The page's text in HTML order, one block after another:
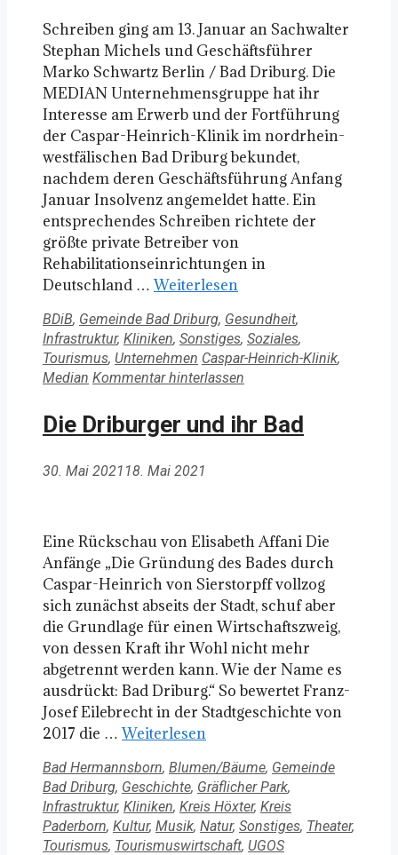
Schreiben ging am 13. Januar an Sachwalter
Stephan Michels und Geschäftsführer
Marko Schwartz Berlin / Bad Driburg. Die
MEDIAN Unternehmensgruppe hat ihr
Interesse am Erwerb und der Fortführung
der Caspar-Heinrich-Klinik im nordrhein-
westfälischen Bad Driburg bekundet,
nachdem deren Geschäftsführung Anfang
Januar Insolvenz angemeldet hatte. Ein
entsprechendes Schreiben richtete der
größte private Betreiber von
Rehabilitationseinrichtungen in
Deutschland …Weiterlesen
Kategorien
BDiB, Gemeinde Bad Driburg, Gesundheit,
Infrastruktur, Kliniken, Sonstiges, Soziales,
Tourismus, Unternehmen Schlagwörter
Caspar-Heinrich-Klinik,
Median Kommentar hinterlassen
Die Driburger und ihr Bad
30. Mai 2021 18. Mai 2021
Eine Rückschau von Elisabeth Affani Die
Anfänge „Die Gründung des Bades durch
Caspar-Heinrich von Sierstorpff vollzog
sich zunächst abseits der Stadt, schuf aber
die Grundlage für einen Wirtschaftszweig,
von dessen Kraft ihr Wohl nicht mehr
abgetrennt werden kann. Wie der Name es
ausdrückt: Bad Driburg.“ So bewertet Franz-
Josef Eilebrecht in der Stadtgeschichte von
2017 die …Weiterlesen
Kategorien
Bad Hermannsborn, Blumen/Bäume, Gemeinde
Bad Driburg, Geschichte, Gräflicher Park,
Infrastruktur, Kliniken, Kreis Höxter, Kreis
Paderborn, Kultur, Musik, Natur, Sonstiges, Theater,
Tourismus, Tourismuswirtschaft, UGOSSchlagwörter